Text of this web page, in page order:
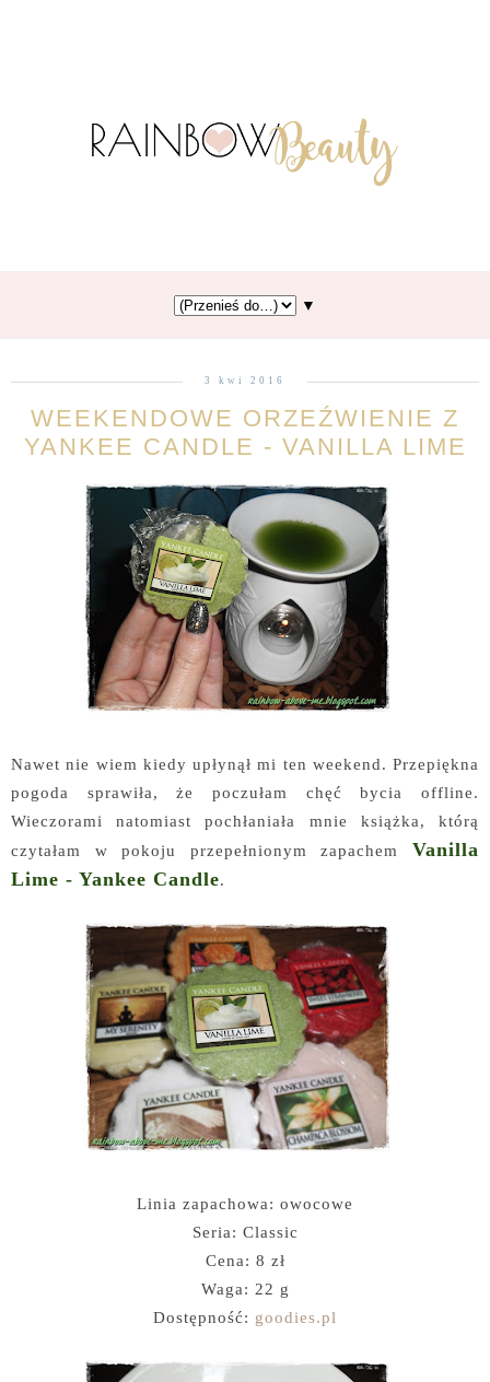
▼
3 kwi 2016
WEEKENDOWE ORZEŹWIENIE Z
YANKEE CANDLE - VANILLA LIME
Nawet nie wiem kiedy upłynął mi ten weekend. Przepiękna
pogoda sprawiła, że poczułam chęć bycia offline.
Wieczorami natomiast pochłaniała mnie książka, którą
czytałam w pokoju przepełnionym zapachem Vanilla
Lime - Yankee Candle.
Linia zapachowa: owocowe
Seria: Classic
Cena: 8 zł
Waga: 22 g
Dostępność: goodies.pl